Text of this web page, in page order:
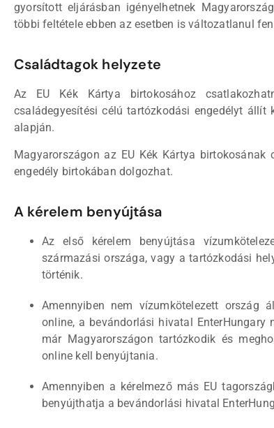
gyorsított eljárásban igényelhetnek
többi feltétele ebben az esetben is változatlanul
Családtagok helyzete
Az EU Kék Kártya birtokosához
családegyesítési célú tartózkodási engedélyt
alapján.
Magyarországon az EU Kék Kártya
engedély birtokában dolgozhat.
A kérelem benyújtása
Az első kérelem benyújtása
származási országa, vagy a tartózkodási
történik.
Amennyiben nem vízumkötelezett ország
online, a bevándorlási hivatal EnterHungary
már Magyarországon tartózkodik és
online kell benyújtania.
Amennyiben a kérelmező más EU
benyújthatja a bevándorlási hivatal